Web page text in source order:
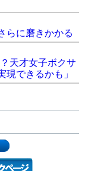
らに磨きかかる
天才女子ボクサ
できるかも」